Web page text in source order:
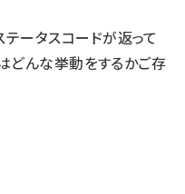
ータスコードが返って
どんな挙動をするかご存